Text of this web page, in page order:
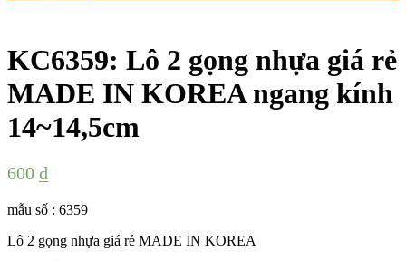
KC6359: Lô 2 gọng nhựa giá rẻ
MADE IN KOREA ngang kính
14~14,5cm
600 ₫
mẫu số : 6359
Lô 2 gọng nhựa giá rẻ MADE IN KOREA